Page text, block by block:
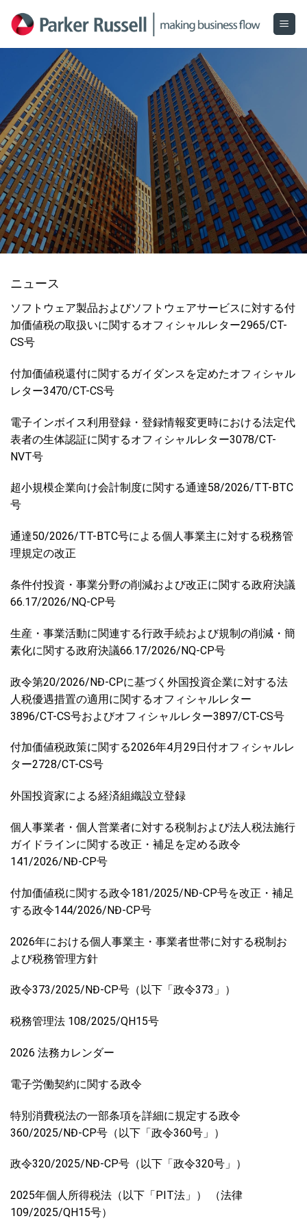
ニュース
ソフトウェア製品およびソフトウェアサービスに対する付
加価値税の取扱いに関するオフィシャルレター2965/CT-
CS号
付加価値税還付に関するガイダンスを定めたオフィシャル
レター3470/CT-CS号
電子インボイス利用登録・登録情報変更時における法定代
表者の生体認証に関するオフィシャルレター3078/CT-
NVT号
超小規模企業向け会計制度に関する通達58/2026/TT-BTC
号
通達50/2026/TT-BTC号による個人事業主に対する税務管
理規定の改正
条件付投資・事業分野の削減および改正に関する政府決議
66.17/2026/NQ-CP号
生産・事業活動に関連する行政手続および規制の削減・簡
素化に関する政府決議66.17/2026/NQ-CP号
政令第20/2026/NĐ-CPに基づく外国投資企業に対する法
人税優遇措置の適用に関するオフィシャルレター
3896/CT-CS号およびオフィシャルレター3897/CT-CS号
付加価値税政策に関する2026年4月29日付オフィシャルレ
ター2728/CT-CS号
外国投資家による経済組織設立登録
個人事業者・個人営業者に対する税制および法人税法施行
ガイドラインに関する改正・補足を定める政令
141/2026/NĐ-CP号
付加価値税に関する政令181/2025/NĐ-CP号を改正・補足
する政令144/2026/NĐ-CP号
2026年における個人事業主・事業者世帯に対する税制お
よび税務管理方針
政令373/2025/NĐ-CP号（以下「政令373」）
税務管理法 108/2025/QH15号
2026 法務カレンダー
電子労働契約に関する政令
特別消費税法の一部条項を詳細に規定する政令
360/2025/NĐ-CP号（以下「政令360号」）
政令320/2025/NĐ-CP号（以下「政令320号」）
2025年個人所得税法（以下「PIT法」） （法律
109/2025/QH15号）